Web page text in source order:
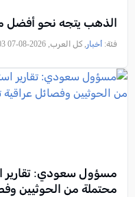
الذهب يتجه نحو أفضل
فئة: أخبار , كل العرب, 2026-08-07 13:40:03
مسؤول سعودي: تقارير
محتملة من الحوثيين